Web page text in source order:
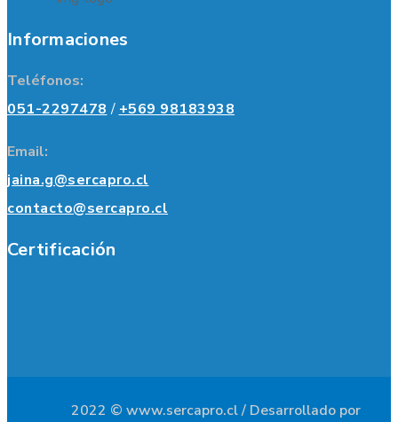
Informaciones
Teléfonos:
051-2297478/+569 98183938
Email:
jaina.g@sercapro.cl
contacto@sercapro.cl
Certificación
2022 © www.sercapro.cl / Desarrollado por